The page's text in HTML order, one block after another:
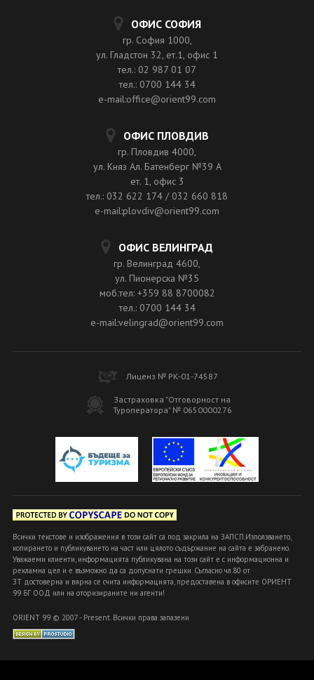
ОФИС СОФИЯ
гр. София 1000,
ул. Гладстон 32, ет.1, офис 1
тел.: 02 987 01 07
тел.: 0700 144 34
e-mail:office@orient99.com
ОФИС ПЛОВДИВ
гр. Пловдив 4000,
ул. Княз Ал. Батенберг №39 A
ет. 1, офис 3
тел.: 032 622 174 / 032 660 818
e-mail:plovdiv@orient99.com
ОФИС ВЕЛИНГРАД
гр. Велинград 4600,
ул. Пионерска №35
моб.тел: +359 88 8700082
тел.: 0700 144 34
e-mail:velingrad@orient99.com
Лиценз № РК-01-74587
Застраховка "Отговорност на
Туроператора" № 0650000276
Всички текстове и изображения в този сайт са под закрила на ЗАПСП.Използването,
копирането и публикуването на част или цялото съдържание на сайта е забранено.
Уважаеми клиенти, информацията публикувана на този сайт е с информационна и
рекламна цел и е възможно да са допуснати грешки. Съгласно чл.80 от
ЗТ достоверна и вярна се счита информацията, предоставена в офисите ОРИЕНТ
99 БГ ООД или на оторизираните ни агенти!
ORIENT 99 © 2007 - Present. Всички права запазени